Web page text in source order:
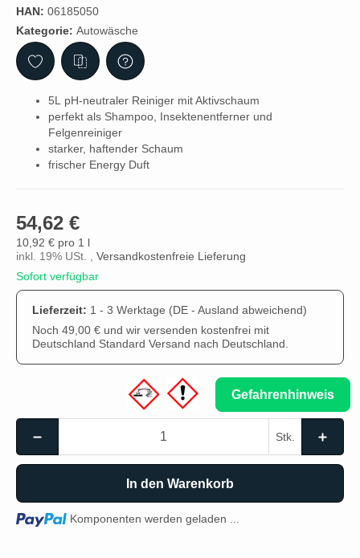
HAN: 06185050
Kategorie: Autowäsche
5L pH-neutraler Reiniger mit Aktivschaum
perfekt als Shampoo, Insektenentferner und
Felgenreiniger
starker, haftender Schaum
frischer Energy Duft
54,62 €
10,92 € pro 1 l
inkl. 19% USt. , Versandkostenfreie Lieferung
Sofort verfügbar
Lieferzeit: 1 - 3 Werktage (DE - Ausland abweichend)
Noch 49,00 € und wir versenden kostenfrei mit
Deutschland Standard Versand nach Deutschland.
Gefahrenhinweis
Stk.
In den Warenkorb
Loading... Komponenten werden geladen ...